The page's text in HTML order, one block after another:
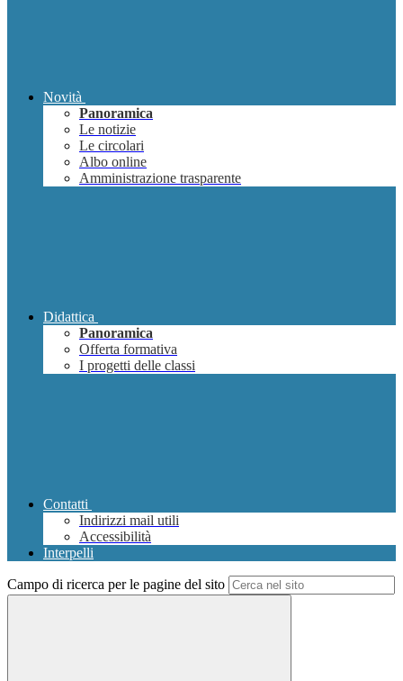
Novità
Panoramica
Le notizie
Le circolari
Albo online
Amministrazione trasparente
Didattica
Panoramica
Offerta formativa
I progetti delle classi
Contatti
Indirizzi mail utili
Accessibilità
Interpelli
Campo di ricerca per le pagine del sito